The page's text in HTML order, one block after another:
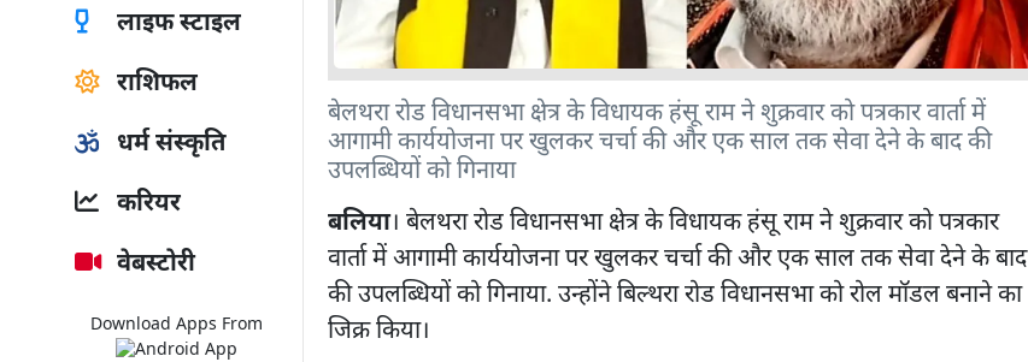
लाइफ स्टाइल
राशिफल
धर्म संस्कृति
करियर
वेबस्टोरी
Download Apps From
बेलथरा रोड विधानसभा क्षेत्र के विधायक हंसू राम ने शुक्रवार को पत्रकार वार्ता में
आगामी कार्ययोजना पर खुलकर चर्चा की और एक साल तक सेवा देने के बाद की
उपलब्धियों को गिनाया
बलिया। बेलथरा रोड विधानसभा क्षेत्र के विधायक हंसू राम ने शुक्रवार को पत्रकार
वार्ता में आगामी कार्ययोजना पर खुलकर चर्चा की और एक साल तक सेवा देने के बाद
की उपलब्धियों को गिनाया. उन्होंने बिल्थरा रोड विधानसभा को रोल मॉडल बनाने का
जिक्र किया।